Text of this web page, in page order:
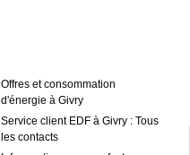
Offres et consommation
d'énergie à Givry
Service client EDF à Givry : Tous
les contacts